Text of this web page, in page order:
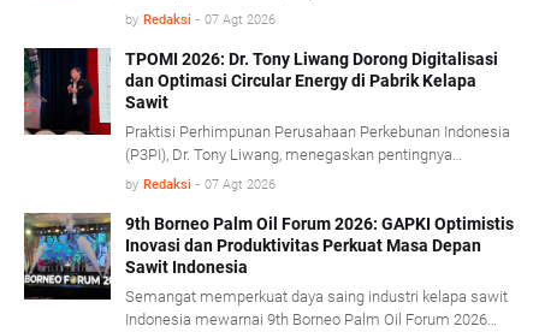
by Redaksi - 07 Agt 2026
TPOMI 2026: Dr. Tony Liwang Dorong Digitalisasi
dan Optimasi Circular Energy di Pabrik Kelapa
Sawit
Praktisi Perhimpunan Perusahaan Perkebunan Indonesia
(P3PI), Dr. Tony Liwang, menegaskan pentingnya
pemanfaatan teknologi modern dalam pengawasan
(circular energy).
by Redaksi - 07 Agt 2026
9th Borneo Palm Oil Forum 2026: GAPKI Optimistis
Inovasi dan Produktivitas Perkuat Masa Depan
Sawit Indonesia
Semangat memperkuat daya saing industri kelapa sawit
Indonesia mewarnai 9th Borneo Palm Oil Forum 2026